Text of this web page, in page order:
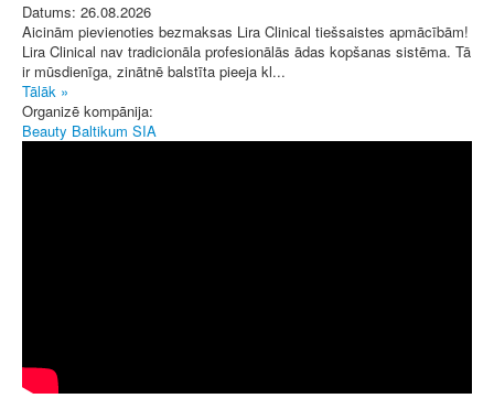
Datums: 26.08.2026
Aicinām pievienoties bezmaksas Lira Clinical tiešsaistes apmācībām!
Lira Clinical nav tradicionāla profesionālās ādas kopšanas sistēma. Tā
ir mūsdienīga, zinātnē balstīta pieeja kl...
Tālāk »
Organizē kompānija:
Beauty Baltikum SIA